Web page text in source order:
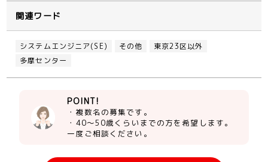
関連ワード
システムエンジニア(SE) その他
東京23区以外
多摩センター
POINT!
・複数名の募集です。
・40～50歳くらいまでの方を希望します。
一度ご相談ください。